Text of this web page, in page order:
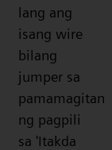
lang ang
isang wire
bilang
jumper sa
pamamagitan
ng pagpili
sa 'Itakda